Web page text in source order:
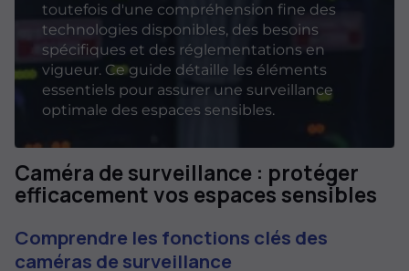
toutefois d'une compréhension fine des
technologies disponibles, des besoins
spécifiques et des réglementations en
vigueur. Ce guide détaille les éléments
essentiels pour assurer une surveillance
optimale des espaces sensibles.
Caméra de surveillance : protéger
efficacement vos espaces sensibles
Comprendre les fonctions clés des
caméras de surveillance